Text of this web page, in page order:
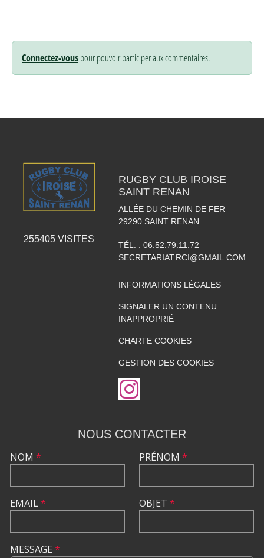
Connectez-vouspour pouvoir participer aux commentaires.
255405 VISITES
RUGBY CLUB IROISE
SAINT RENAN
ALLÉE DU CHEMIN DE FER
29290 SAINT RENAN
TÉL. : 06.52.79.11.72
SECRETARIAT.RCI@GMAIL.COM
INFORMATIONS LÉGALES
SIGNALER UN CONTENU
INAPPROPRIÉ
CHARTE COOKIES
GESTION DES COOKIES
NOUS CONTACTER
NOM *
EMAIL*
PRÉNOM *
OBJET *
MESSAGE *